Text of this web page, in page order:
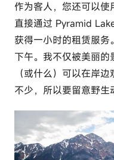
作为客人，您还可以
直接通过 Pyramid
获得一小时的租赁服
下午。我不仅被美丽
（或什么）可以在岸
不少，所以要留意野生